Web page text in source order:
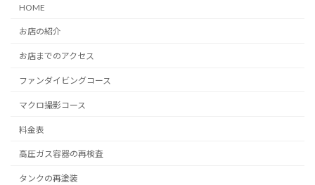
HOME
お店の紹介
お店までのアクセス
ファンダイビングコース
マクロ撮影コース
料金表
高圧ガス容器の再検査
タンクの再塗装